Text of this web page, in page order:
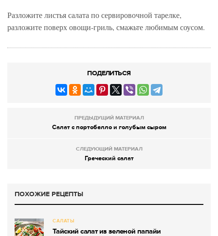
Разложите листья салата по сервировочной тарелке,
разложите поверх овощи-гриль, смажьте любимым соусом.
ПОДЕЛИТЬСЯ
ПРЕДЫДУЩИЙ МАТЕРИАЛ
Салат с портобелло и голубым сыром
СЛЕДУЮЩИЙ МАТЕРИАЛ
Греческий салат
ПОХОЖИЕ РЕЦЕПТЫ
САЛАТЫ
Тайский салат из зеленой папайи